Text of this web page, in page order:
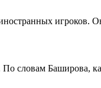
игроков.
словам Баширова,